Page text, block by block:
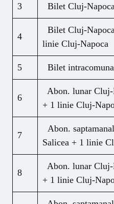
3 Bilet Cluj-
4
Bilet Cluj-
linie Cluj-Napoca
5 Bilet
6
Abon. lunar Cluj-
+ 1 linie Cluj-
7
Abon.
Salicea + 1 linie
8
Abon. lunar
+ 1 linie Cluj-